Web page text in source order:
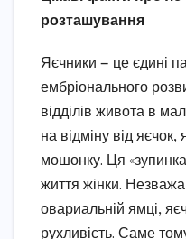
розташування
Яєчники — це єдині
ембріонального
відділів живота в
на відміну від
мошонку. Ця
життя жінки.
овариальній ямці,
рухливість. Саме